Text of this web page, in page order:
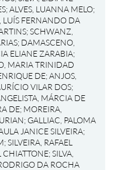
;ALVES, LUANNA MELO;
LUÍS FERNANDO DA
;SCHWANZ,
; DAMASCENO,
ELIANE ZARABIA;
MARIA TRINIDAD
DE;ANJOS,
VILAR DOS;
MÁRCIA DE
DE; MOREIRA,
; GALLIAC, PALOMA
JANICE SILVEIRA;
;SILVEIRA, RAFAEL
CHIATTONE;SILVA,
DA ROCHA